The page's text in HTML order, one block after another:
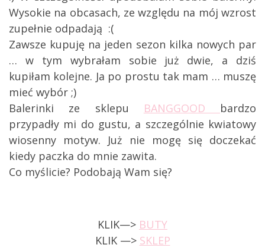
Wysokie na obcasach, ze względu na mój wzrost
zupełnie odpadają :(
Zawsze kupuję na jeden sezon kilka nowych par
… w tym wybrałam sobie już dwie, a dziś
kupiłam kolejne. Ja po prostu tak mam … muszę
mieć wybór ;)
Balerinki ze sklepu BANGGOOD bardzo
przypadły mi do gustu, a szczególnie kwiatowy
wiosenny motyw. Już nie mogę się doczekać
kiedy paczka do mnie zawita.
Co myślicie? Podobają Wam się?
KLIK—> BUTY
KLIK —> SKLEP